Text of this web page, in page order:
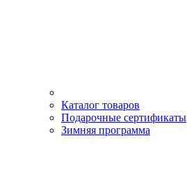
Каталог товаров
Подарочные сертификаты
Зимняя программа